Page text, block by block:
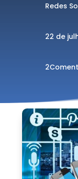
Redes
22 de